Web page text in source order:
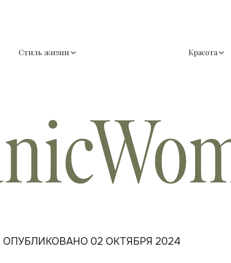
Стиль жизни Красота
ОПУБЛИКОВАНО 02 ОКТЯБРЯ 2024